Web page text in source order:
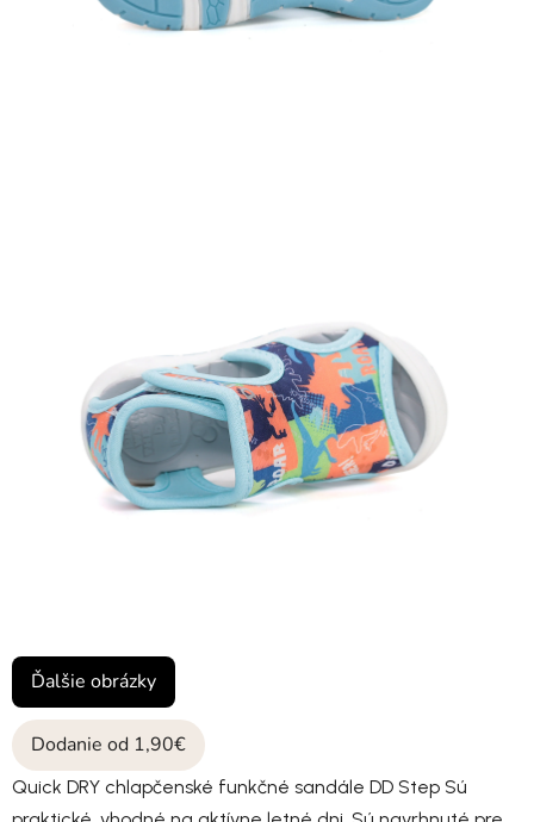
Dodanie od 1,90€
Quick DRY chlapčenské funkčné sandále DD Step Sú
Ďalšie obrázky